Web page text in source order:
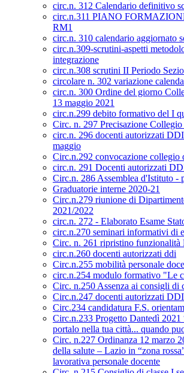
circ.n. 312 Calendario definitivo
circ.n.311 PIANO
RM1
circ.n. 310 calendario aggiornato
circ.n.309-scrutini-aspetti
integrazione
circ.n.308 scrutini II Periodo
circolare n. 302 variazione
circ.n. 300 Ordine del giorno
13 maggio 2021
circ.n.299 debito formativo del I
Circ. n. 297 Precisazione
circ.n. 296 docenti autorizzati
maggio
Circ.n.292 convocazione collegio
circ.n. 291 Docenti autorizzati
Circ.n. 286 Assemblea d'Istituto -
Graduatorie interne 2020-21
Circ.n.279 riunione di
2021/2022
circ.n. 272 - Elaborato Esame
circ.n.270 seminari informativi di
Circ. n. 261 ripristino funzionalità
circ.n.260 docenti autorizzati ddi
Circ.n.255 mobilità personale
circ.n.254 modulo formativo "Le
Circ. n.250 Assenza ai consigli di
Circ.n.247 docenti autorizzati
Circ.234 candidatura F.S.
Circ.n.233 Progetto Dantedì 2021
portalo nella tua città... quando
Circ. n.227 Ordinanza 12 marzo
della salute – Lazio in “zona
lavorativa personale docente